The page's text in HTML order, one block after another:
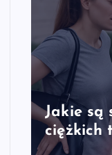
zbyt